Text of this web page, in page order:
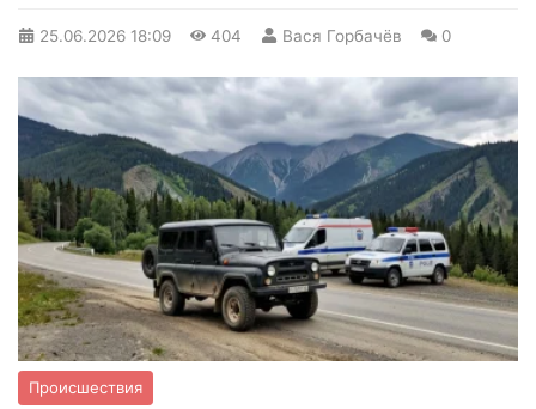
25.06.2026 18:09 404 Вася Горбачёв 0
Происшествия